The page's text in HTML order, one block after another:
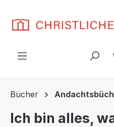
Bücher
Ich bin alles,